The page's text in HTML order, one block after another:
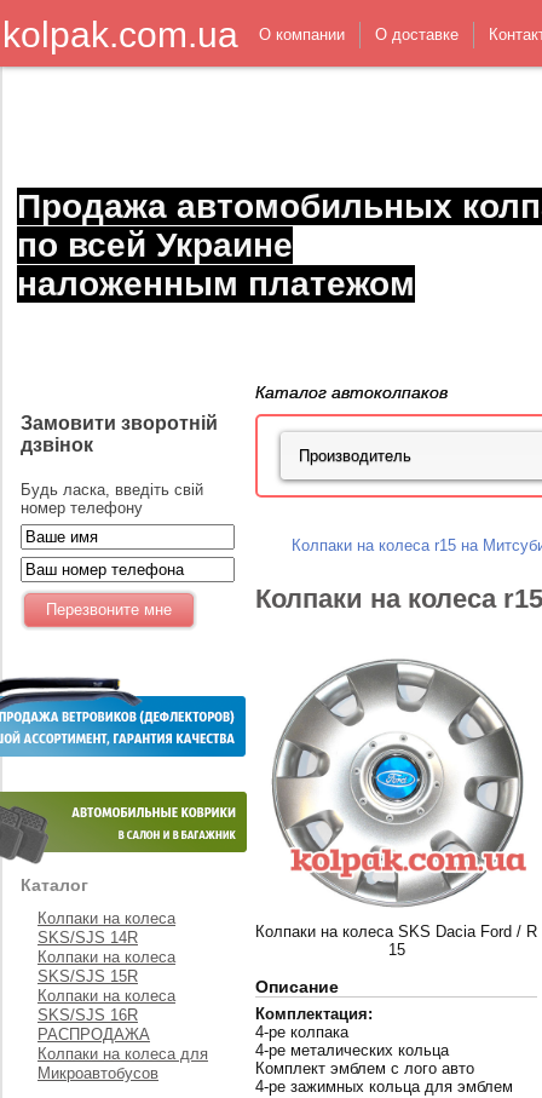
kolpak.com.ua О компании О доставке
Продажа автомобильных
по всей Украине
наложенным платежом
Замовити зворотній
дзвінок
Будь ласка, введіть свій
номер телефону
Каталог
Колпаки на колеса
SKS/SJS 14R
Колпаки на колеса
SKS/SJS 15R
Колпаки на колеса
SKS/SJS 16R
РАСПРОДАЖА
Колпаки на колеса для
Микроавтобусов
Каталог автоколпаков
Колпаки на колеса r15 на
Колпаки на колеса
Колпаки на колеса SKS Dacia Ford / R
15
Описание
Комплектация:
4-ре колпака
4-ре металических кольца
Комплект эмблем с лого авто
4-ре зажимных кольца для эмблем